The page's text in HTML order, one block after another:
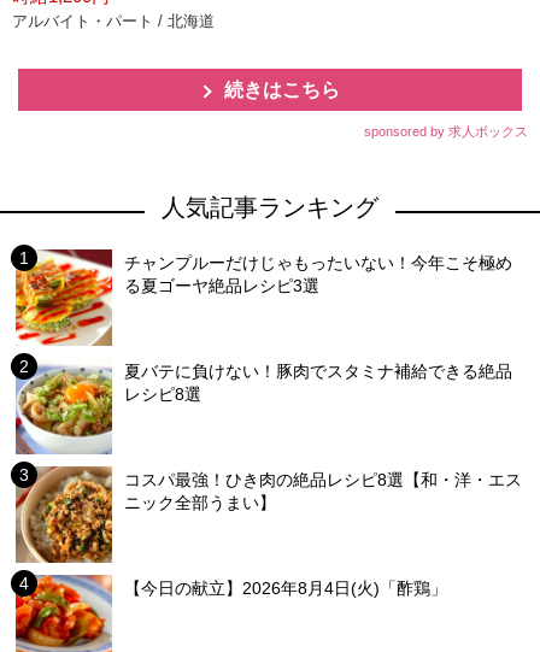
アルバイト・パート / 北海道
続きはこちら
sponsored by 求人ボックス
人気記事ランキング
チャンプルーだけじゃもったいない！今年こそ極め
る夏ゴーヤ絶品レシピ3選
夏バテに負けない！豚肉でスタミナ補給できる絶品
レシピ8選
コスパ最強！ひき肉の絶品レシピ8選【和・洋・エス
ニック全部うまい】
【今日の献立】2026年8月4日(火)「酢鶏」